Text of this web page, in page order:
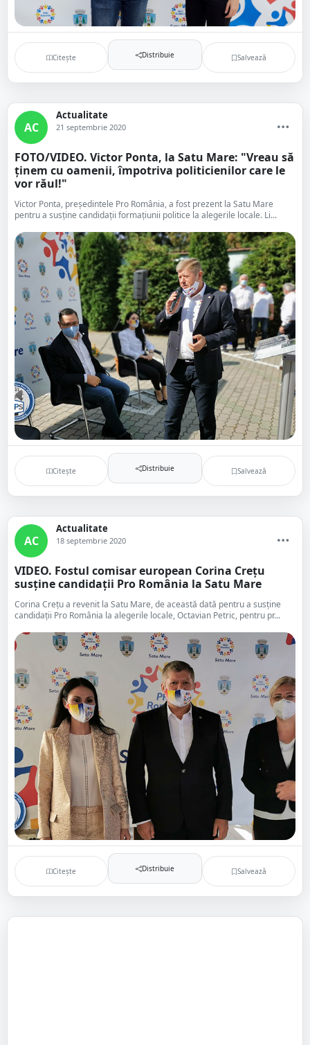
Citește Distribuie Salvează
AC
Actualitate
21 septembrie 2020
FOTO/VIDEO. Victor Ponta, la Satu Mare: "Vreau să
ținem cu oamenii, împotriva politicienilor care le
vor răul!"
Victor Ponta, președintele Pro România, a fost prezent la Satu Mare
pentru a susține candidații formațiunii politice la alegerile locale. Li...
Citește Distribuie Salvează
AC
Actualitate
18 septembrie 2020
VIDEO. Fostul comisar european Corina Crețu
susține candidații Pro România la Satu Mare
Corina Crețu a revenit la Satu Mare, de această dată pentru a susține
candidații Pro România la alegerile locale, Octavian Petric, pentru pr...
Citește Distribuie Salvează